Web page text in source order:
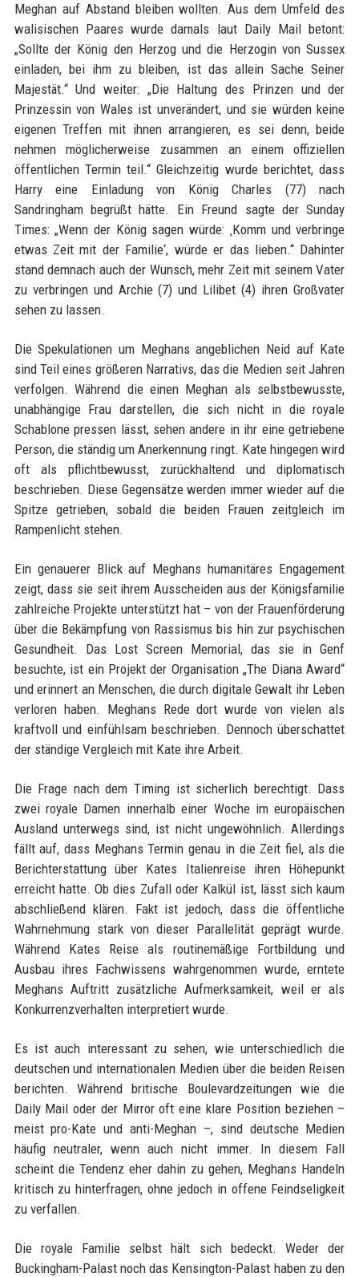
Meghan auf Abstand bleiben wollten. Aus dem Umfeld des
walisischen Paares wurde damals laut Daily Mail betont:
„Sollte der König den Herzog und die Herzogin von Sussex
einladen, bei ihm zu bleiben, ist das allein Sache Seiner
Majestät.“ Und weiter: „Die Haltung des Prinzen und der
Prinzessin von Wales ist unverändert, und sie würden keine
eigenen Treffen mit ihnen arrangieren, es sei denn, beide
nehmen möglicherweise zusammen an einem offiziellen
öffentlichen Termin teil.“ Gleichzeitig wurde berichtet, dass
Harry eine Einladung von König Charles (77) nach
Sandringham begrüßt hätte. Ein Freund sagte der Sunday
Times: „Wenn der König sagen würde: ‚Komm und verbringe
etwas Zeit mit der Familie‘, würde er das lieben.“ Dahinter
stand demnach auch der Wunsch, mehr Zeit mit seinem Vater
zu verbringen und Archie (7) und Lilibet (4) ihren Großvater
sehen zu lassen.
Die Spekulationen um Meghans angeblichen Neid auf Kate
sind Teil eines größeren Narrativs, das die Medien seit Jahren
verfolgen. Während die einen Meghan als selbstbewusste,
unabhängige Frau darstellen, die sich nicht in die royale
Schablone pressen lässt, sehen andere in ihr eine getriebene
Person, die ständig um Anerkennung ringt. Kate hingegen wird
oft als pflichtbewusst, zurückhaltend und diplomatisch
beschrieben. Diese Gegensätze werden immer wieder auf die
Spitze getrieben, sobald die beiden Frauen zeitgleich im
Rampenlicht stehen.
Ein genauerer Blick auf Meghans humanitäres Engagement
zeigt, dass sie seit ihrem Ausscheiden aus der Königsfamilie
zahlreiche Projekte unterstützt hat – von der Frauenförderung
über die Bekämpfung von Rassismus bis hin zur psychischen
Gesundheit. Das Lost Screen Memorial, das sie in Genf
besuchte, ist ein Projekt der Organisation „The Diana Award“
und erinnert an Menschen, die durch digitale Gewalt ihr Leben
verloren haben. Meghans Rede dort wurde von vielen als
kraftvoll und einfühlsam beschrieben. Dennoch überschattet
der ständige Vergleich mit Kate ihre Arbeit.
Die Frage nach dem Timing ist sicherlich berechtigt. Dass
zwei royale Damen innerhalb einer Woche im europäischen
Ausland unterwegs sind, ist nicht ungewöhnlich. Allerdings
fällt auf, dass Meghans Termin genau in die Zeit fiel, als die
Berichterstattung über Kates Italienreise ihren Höhepunkt
erreicht hatte. Ob dies Zufall oder Kalkül ist, lässt sich kaum
abschließend klären. Fakt ist jedoch, dass die öffentliche
Wahrnehmung stark von dieser Parallelität geprägt wurde.
Während Kates Reise als routinemäßige Fortbildung und
Ausbau ihres Fachwissens wahrgenommen wurde, erntete
Meghans Auftritt zusätzliche Aufmerksamkeit, weil er als
Konkurrenzverhalten interpretiert wurde.
Es ist auch interessant zu sehen, wie unterschiedlich die
deutschen und internationalen Medien über die beiden Reisen
berichten. Während britische Boulevardzeitungen wie die
Daily Mail oder der Mirror oft eine klare Position beziehen –
meist pro-Kate und anti-Meghan –, sind deutsche Medien
häufig neutraler, wenn auch nicht immer. In diesem Fall
scheint die Tendenz eher dahin zu gehen, Meghans Handeln
kritisch zu hinterfragen, ohne jedoch in offene Feindseligkeit
zu verfallen.
Die royale Familie selbst hält sich bedeckt. Weder der
Buckingham-Palast noch das Kensington-Palast haben zu den